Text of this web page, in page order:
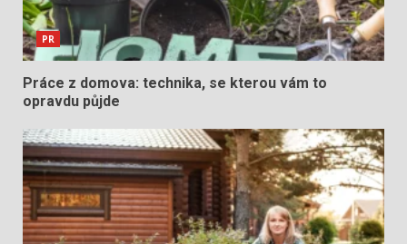
PR
Práce z domova: technika, se kterou vám to
opravdu půjde